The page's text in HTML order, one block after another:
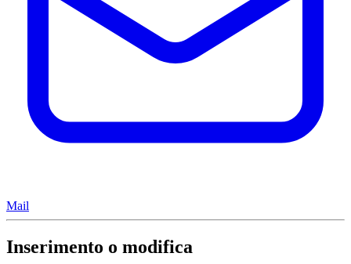
Mail
Inserimento o modifica